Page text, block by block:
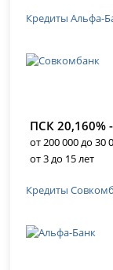
Кредиты Альфа-
ПСК 20,160%
от 200 000 до 30
от 3 до 15 лет
Кредиты